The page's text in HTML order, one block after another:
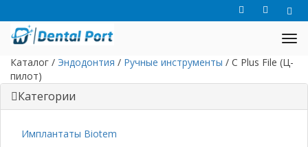
Каталог / Эндодонтия / Ручные инструменты / C Plus File (Ц-
пилот)
Категории
Имплантаты Biotem